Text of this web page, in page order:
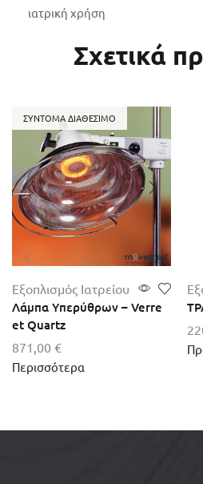
ιατρική χρήση
Σχετικά
Εξοπλισμός Ιατρείου
Λάμπα Υπερύθρων – Verre
et Quartz
871,00 €
Περισσότερα
ΣΎΝΤΟΜΑ ΔΙΑΘΈΣΙΜΟ